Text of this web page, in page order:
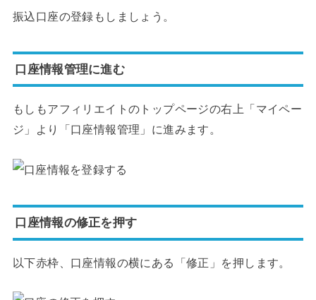
振込口座の登録もしましょう。
口座情報管理に進む
もしもアフィリエイトのトップページの右上「マイペー
ジ」より「口座情報管理」に進みます。
口座情報の修正を押す
以下赤枠、口座情報の横にある「修正」を押します。